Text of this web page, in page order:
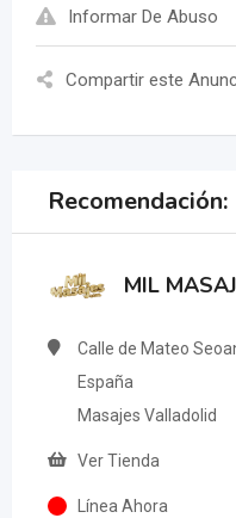
Informar De Abuso
Compartir este
Recomendación:
MIL
Calle de Mateo
España
Masajes Valladolid
Ver Tienda
Línea Ahora